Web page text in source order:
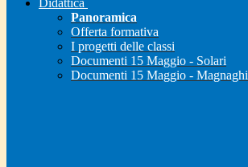
Didattica
Panoramica
Offerta formativa
I progetti delle classi
Documenti 15 Maggio - Solari
Documenti 15 Maggio - Magnaghi